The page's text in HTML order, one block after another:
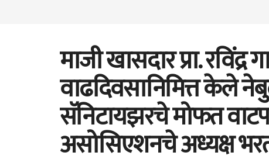
माजी खासदार प्रा. रविंद्र
वाढदिवसानिमित्त केले
सॅनिटायझरचे मोफत
असोसिएशनचे अध्यक्ष